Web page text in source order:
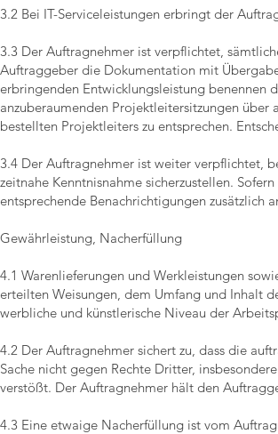
3.2 Bei IT-Serviceleistungen erbringt der
3.3 Der Auftragnehmer ist verpflichtet,
Auftraggeber die Dokumentation mit
erbringenden Entwicklungsleistung
anzuberaumenden Projektleitersitzungen
bestellten Projektleiters zu entsprechen.
3.4 Der Auftragnehmer ist weiter verpflichtet,
zeitnahe Kenntnisnahme sicherzustellen.
entsprechende Benachrichtigungen zusätzlich
Gewährleistung, Nacherfüllung
4.1 Warenlieferungen und Werkleistungen
erteilten Weisungen, dem Umfang und Inhalt
werbliche und künstlerische Niveau der
4.2 Der Auftragnehmer sichert zu, dass die
Sache nicht gegen Rechte Dritter,
verstößt. Der Auftragnehmer hält den
4.3 Eine etwaige Nacherfüllung ist vom